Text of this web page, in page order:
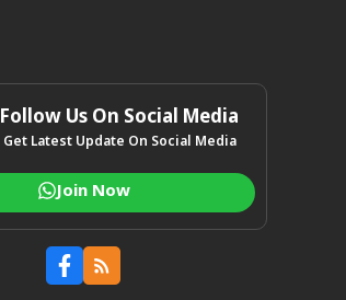
Follow Us On Social Media
Get Latest Update On Social Media
Join Now